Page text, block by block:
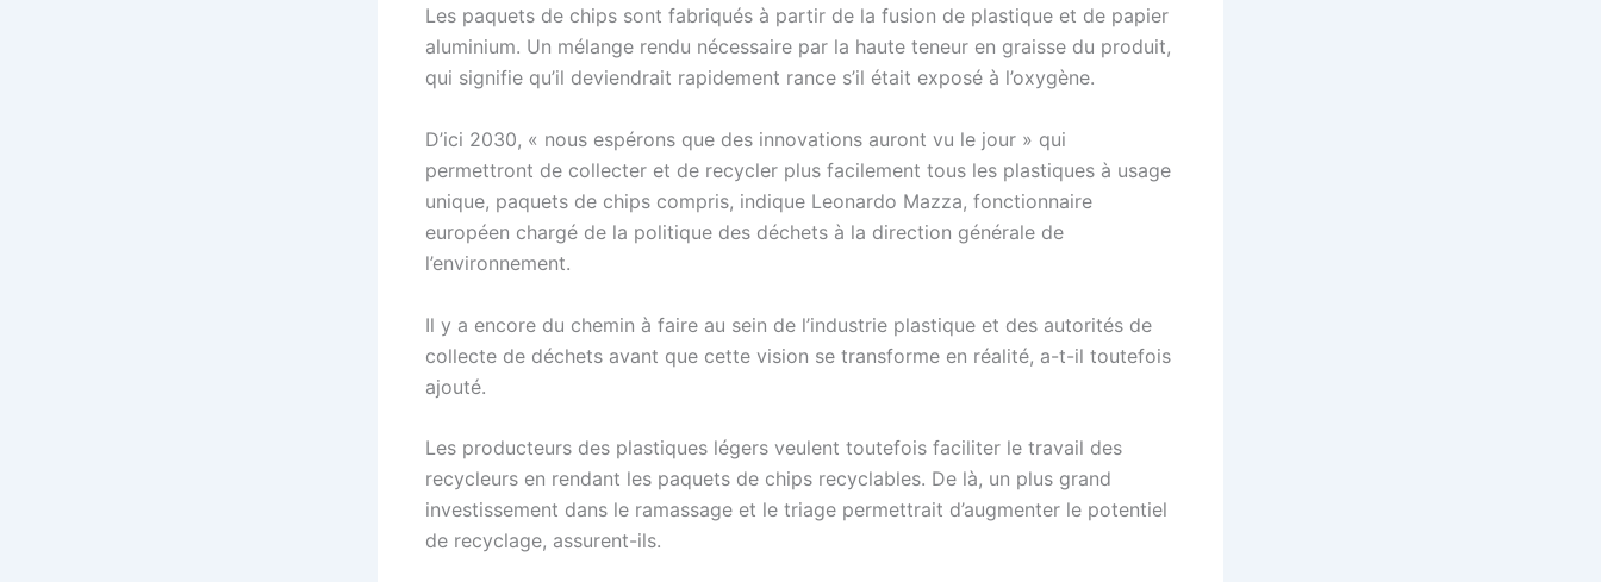
Les paquets de chips sont fabriqués à partir de la fusion de plastique et de papier
aluminium. Un mélange rendu nécessaire par la haute teneur en graisse du produit,
qui signifie qu’il deviendrait rapidement rance s’il était exposé à l’oxygène.
D’ici 2030, « nous espérons que des innovations auront vu le jour » qui
permettront de collecter et de recycler plus facilement tous les plastiques à usage
unique, paquets de chips compris, indique Leonardo Mazza, fonctionnaire
européen chargé de la politique des déchets à la direction générale de
l’environnement.
Il y a encore du chemin à faire au sein de l’industrie plastique et des autorités de
collecte de déchets avant que cette vision se transforme en réalité, a-t-il toutefois
ajouté.
Les producteurs des plastiques légers veulent toutefois faciliter le travail des
recycleurs en rendant les paquets de chips recyclables. De là, un plus grand
investissement dans le ramassage et le triage permettrait d’augmenter le potentiel
de recyclage, assurent-ils.